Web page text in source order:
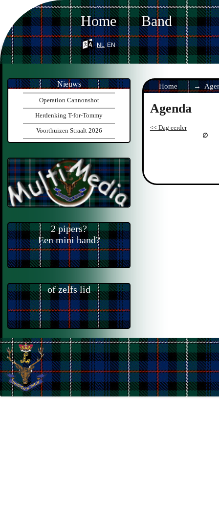
Home Band
nl en
Home
Agenda
<< Dag eerder
Nieuws
Operation Cannonshot
Herdenking T-for-Tommy
Voorthuizen Straalt 2026
2 pipers?
Een mini band?
of zelfs lid